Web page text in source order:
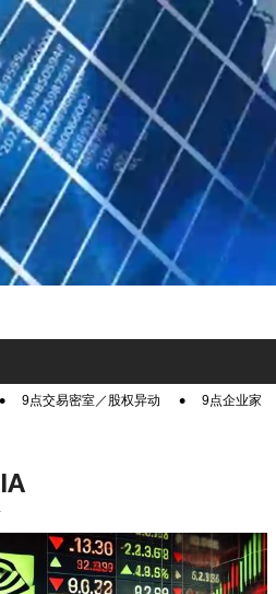
9点交易密室／股权异动 9点企业家